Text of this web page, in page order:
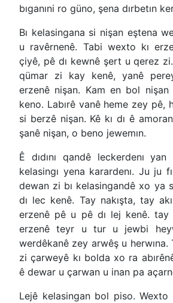
bıganıni ro güno, şena dırbetın
Bı kelasingana si nişan eştena
u ravêrnenê. Tabi wexto kı
çiyê, pê dı kewnê şert u qerez
qümar zi kay kenê, yanê
erzenê nişan. Kam en bol
keno. Labırê vanê heme zey pê,
si berzê nişan. Kê kı dı ê
şanê nişan, o beno jewemın.
Ê dıdını qandê leckerdenı
kelasingı yena karardenı. Ju ju
dewan zi bı kelasingandê xo ya
dı lec kenê. Tay nakışta, tay
erzenê pê u pê dı lej kenê. tay
erzenê teyr u tur u jewbi
werdêkanê zey arwêş u
zi çarweyê kı bolda xo ra
ê dewar u çarwan u inan pa
Lejê kelasingan bol piso. Wexto